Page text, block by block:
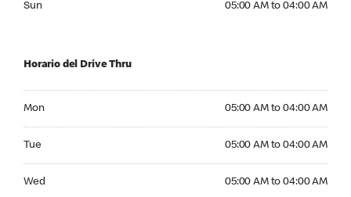
Sun 05:00 AM to 04:00 AM
Horario del Drive Thru
Mon 05:00 AM to 04:00 AM
Tue 05:00 AM to 04:00 AM
Wed 05:00 AM to 04:00 AM